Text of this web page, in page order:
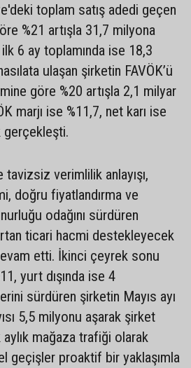
toplam satış adedi geçen
%21 artışla 31,7 milyona
ilk 6 ay toplamında ise 18,3
ulaşan şirketin FAVÖK’ü
göre %20 artışla 2,1 milyar
marjı ise %11,7, net karı ise
gerçekleşti.
tavizsiz verimlilik anlayışı,
doğru fiyatlandırma ve
odağını sürdüren
ticari hacmi destekleyecek
etti. İkinci çeyrek sonu
yurt dışında ise 4
sürdüren şirketin Mayıs ayı
5,5 milyonu aşarak şirket
mağaza trafiği olarak
geçişler proaktif bir yaklaşımla